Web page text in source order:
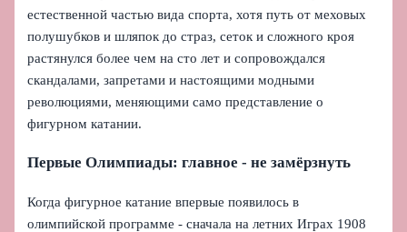
естественной частью вида спорта, хотя путь от меховых
полушубков и шляпок до страз, сеток и сложного кроя
растянулся более чем на сто лет и сопровождался
скандалами, запретами и настоящими модными
революциями, меняющими само представление о
фигурном катании.
Первые Олимпиады: главное - не замёрзнуть
Когда фигурное катание впервые появилось в
олимпийской программе - сначала на летних Играх 1908